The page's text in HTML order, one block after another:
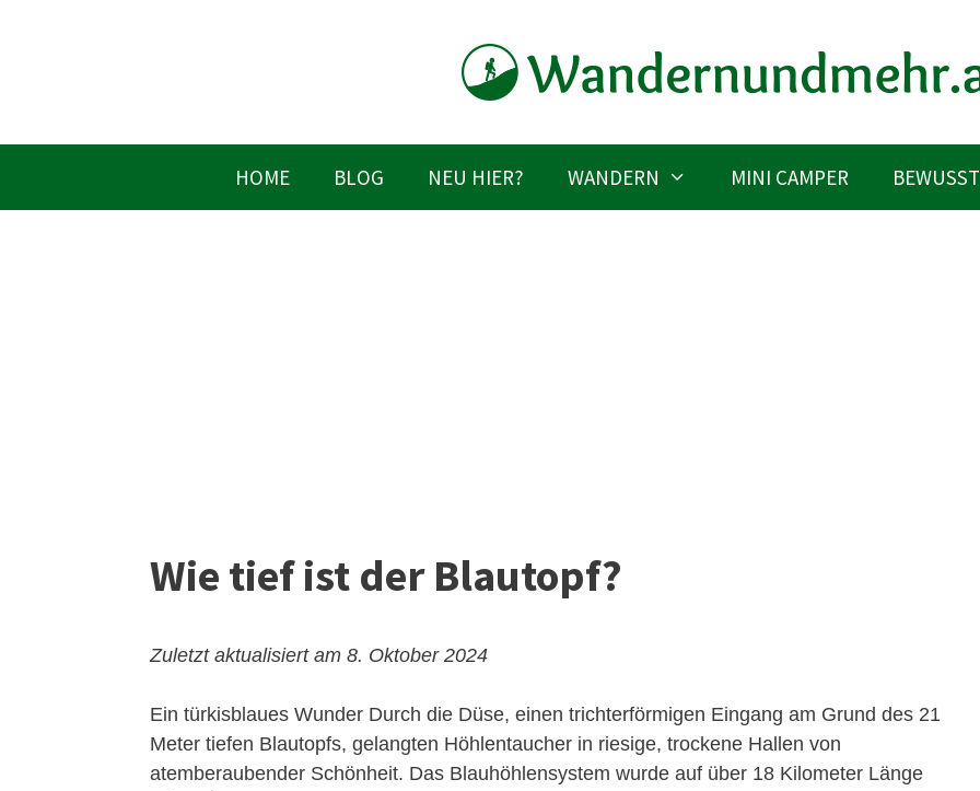
HOME BLOG NEU HIER? WANDERN MINI CAMPER
Wie tief ist der Blautopf?
Zuletzt aktualisiert am 8. Oktober 2024
Ein türkisblaues Wunder Durch die Düse, einen trichterförmigen Eingang am Grund des 21
Meter tiefen Blautopfs, gelangten Höhlentaucher in riesige, trockene Hallen von
atemberaubender Schönheit. Das Blauhöhlensystem wurde auf über 18 Kilometer Länge